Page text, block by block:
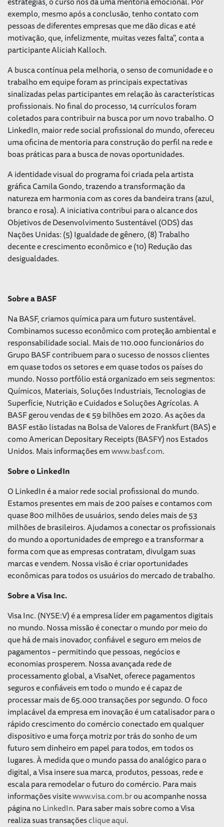
exemplo, mesmo após a conclusão, tenho contato com
pessoas de diferentes empresas que me dão dicas e até
motivação, que, infelizmente, muitas vezes falta", conta a
participante Aliciah Kalloch.
A busca contínua pela melhoria, o senso de comunidade e o
trabalho em equipe foram as principais expectativas
sinalizadas pelas participantes em relação às características
profissionais. No final do processo, 14 currículos foram
coletados para contribuir na busca por um novo trabalho. O
LinkedIn, maior rede social profissional do mundo, ofereceu
uma oficina de mentoria para construção do perfil na rede e
boas práticas para a busca de novas oportunidades.
A identidade visual do programa foi criada pela artista
gráfica Camila Gondo, trazendo a transformação da
natureza em harmonia com as cores da bandeira trans (azul,
branco e rosa). A iniciativa contribui para o alcance dos
Objetivos de Desenvolvimento Sustentável (ODS) das
Nações Unidas: (5) Igualdade de gênero, (8) Trabalho
decente e crescimento econômico e (10) Redução das
desigualdades.
Sobre a BASF
Na BASF, criamos química para um futuro sustentável.
Combinamos sucesso econômico com proteção ambiental e
responsabilidade social. Mais de 110.000 funcionários do
Grupo BASF contribuem para o sucesso de nossos clientes
em quase todos os setores e em quase todos os países do
mundo. Nosso portfólio está organizado em seis segmentos:
Químicos, Materiais, Soluções Industriais, Tecnologias de
Superfície, Nutrição e Cuidados e Soluções Agrícolas. A
BASF gerou vendas de € 59 bilhões em 2020. As ações da
BASF estão listadas na Bolsa de Valores de Frankfurt (BAS) e
como American Depositary Receipts (BASFY) nos Estados
Unidos. Mais informações emwww.basf.com.
Sobre o LinkedIn
O LinkedIn é a maior rede social profissional do mundo.
Estamos presentes em mais de 200 países e contamos com
quase 800 milhões de usuários, sendo deles mais de 53
milhões de brasileiros. Ajudamos a conectar os profissionais
do mundo a oportunidades de emprego e a transformar a
forma com que as empresas contratam, divulgam suas
marcas e vendem. Nossa visão é criar oportunidades
econômicas para todos os usuários do mercado de trabalho.
Sobre a Visa Inc.
Visa Inc. (NYSE:V) é a empresa líder em pagamentos digitais
no mundo. Nossa missão é conectar o mundo por meio do
que há de mais inovador, confiável e seguro em meios de
pagamentos – permitindo que pessoas, negócios e
economias prosperem. Nossa avançada rede de
processamento global, a VisaNet, oferece pagamentos
seguros e confiáveis em todo o mundo e é capaz de
processar mais de 65.000 transações por segundo. O foco
implacável da empresa em inovação é um catalisador para o
rápido crescimento do comércio conectado em qualquer
dispositivo e uma força motriz por trás do sonho de um
futuro sem dinheiro em papel para todos, em todos os
lugares. À medida que o mundo passa do analógico para o
digital, a Visa insere sua marca, produtos, pessoas, rede e
escala para remodelar o futuro do comércio. Para mais
informações visitewww.visa.com.brou acompanhe nossa
página noLinkedIn. Para saber mais sobre como a Visa
realiza suas transaçõesclique aqui.